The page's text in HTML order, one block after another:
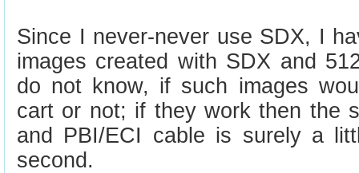
Since I never-never use SDX, I
images created with SDX and
do not know, if such images
cart or not; if they work then the
and PBI/ECI cable is surely a
second.